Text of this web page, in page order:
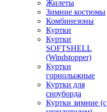
Жилеты
Зимние костюмы
Комбинезоны
Куртки
Куртки
SOFTSHELL
(Windstopper)
Куртки
горнолыжные
Куртки для
сноуборда
Куртки зимние (с